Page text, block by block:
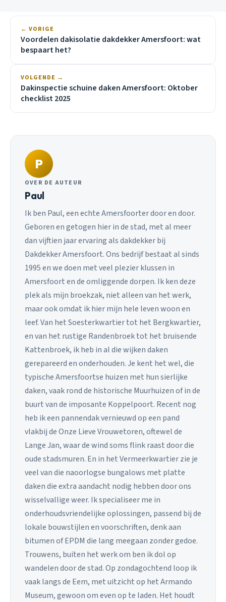
← VORIGE
Voordelen dakisolatie dakdekker Amersfoort: wat
bespaart het?
VOLGENDE →
Dakinspectie schuine daken Amersfoort: Oktober
checklist 2025
P
OVER DE AUTEUR
Paul
Ik ben Paul, een echte Amersfoorter door en door.
Geboren en getogen hier in de stad, met al meer
dan vijftien jaar ervaring als dakdekker bij
Dakdekker Amersfoort. Ons bedrijf bestaat al sinds
1995 en we doen met veel plezier klussen in
Amersfoort en de omliggende dorpen. Ik ken deze
plek als mijn broekzak, niet alleen van het werk,
maar ook omdat ik hier mijn hele leven woon en
leef. Van het Soesterkwartier tot het Bergkwartier,
en van het rustige Randenbroek tot het bruisende
Kattenbroek, ik heb in al die wijken daken
gerepareerd en onderhouden. Je kent het wel, die
typische Amersfoortse huizen met hun sierlijke
daken, vaak rond de historische Muurhuizen of in de
buurt van de imposante Koppelpoort. Recent nog
heb ik een pannendak vernieuwd op een pand
vlakbij de Onze Lieve Vrouwetoren, oftewel de
Lange Jan, waar de wind soms flink raast door die
oude stadsmuren. En in het Vermeerkwartier zie je
veel van die naoorlogse bungalows met platte
daken die extra aandacht nodig hebben door ons
wisselvallige weer. Ik specialiseer me in
onderhoudsvriendelijke oplossingen, passend bij de
lokale bouwstijlen en voorschriften, denk aan
bitumen of EPDM die lang meegaan zonder gedoe.
Trouwens, buiten het werk om ben ik dol op
wandelen door de stad. Op zondagochtend loop ik
vaak langs de Eem, met uitzicht op het Armando
Museum, gewoon om even op te laden. Het houdt